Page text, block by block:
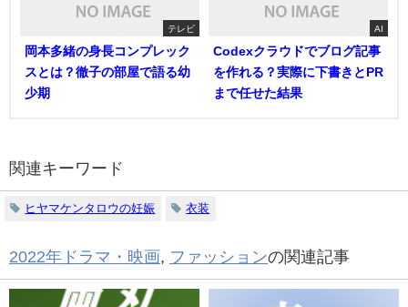
テレビ
岡本多緒の身長コンプレック
スとは？徹子の部屋で語る幼
少期
AI
Codexクラウドでブログ記事
を作れる？実際に下書きとPR
まで任せた結果
関連キーワード
ヒヤマケンタロウの妊娠 衣装
2022年ドラマ・映画, ファッションの関連記事